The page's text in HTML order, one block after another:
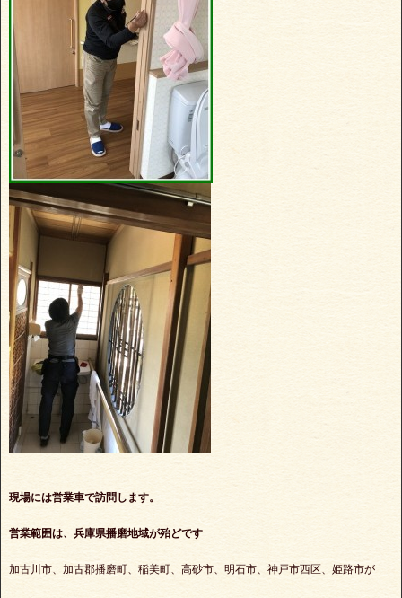
現場には営業車で訪問します。
営業範囲は、兵庫県播磨地域が殆どです
加古川市、加古郡播磨町、稲美町、高砂市、明石市、神戸市西区、姫路市が